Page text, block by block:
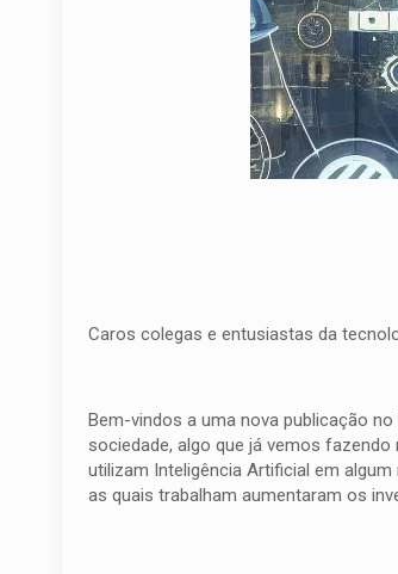
Caros colegas e entusiastas da
Bem-vindos a uma nova publicação
sociedade, algo que já vemos
utilizam Inteligência Artificial em
as quais trabalham aumentaram os